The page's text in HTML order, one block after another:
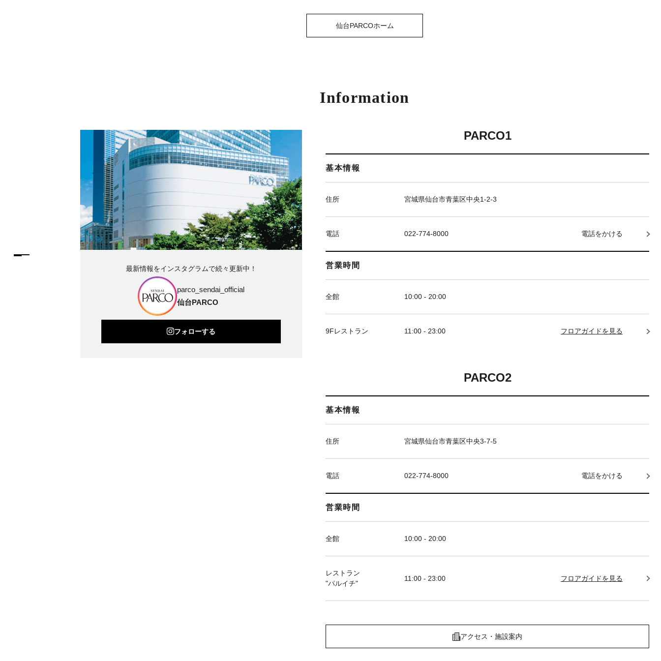
仙台PARCOホーム
Information
PARCO1
基本情報
住所 宮城県仙台市青葉区中央1-2-3
電話 022-774-8000 電話をかける
営業時間
全館 10:00 - 20:00
9Fレストラン 11:00 - 23:00 フロアガイドを見る
PARCO2
基本情報
住所 宮城県仙台市青葉区中央3-7-5
電話 022-774-8000 電話をかける
営業時間
全館 10:00 - 20:00
レストラン
"パルイチ"
11:00 - 23:00 フロアガイドを見る
アクセス・施設案内
最新情報をインスタグラムで続々更新中！
parco_sendai_official
仙台PARCO
フォローする